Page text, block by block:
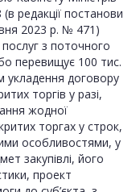
редакції постанови
2023 р. № 471)
з поточного
перевищує 100 тис.
укладення договору
торгів у разі,
жодної
торгах у строк,
особливостями, у
закупівлі, його
проект